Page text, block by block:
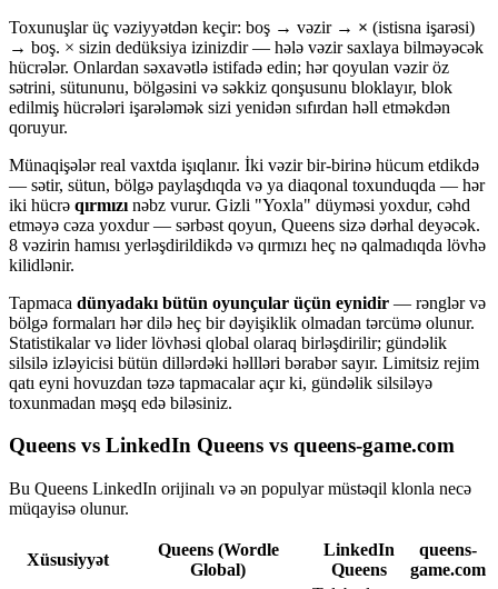
Toxunuşlar üç vəziyyətdən keçir: boş → vəzir → × (istisna işarəsi)
→ boş. × sizin dedüksiya izinizdir — hələ vəzir saxlaya bilməyəcək
hücrələr. Onlardan səxavətlə istifadə edin; hər qoyulan vəzir öz
sətrini, sütununu, bölgəsini və səkkiz qonşusunu bloklayır, blok
edilmiş hücrələri işarələmək sizi yenidən sıfırdan həll etməkdən
qoruyur.
Münaqişələr real vaxtda işıqlanır. İki vəzir bir-birinə hücum etdikdə
— sətir, sütun, bölgə paylaşdıqda və ya diaqonal toxunduqda — hər
iki hücrə qırmızı nəbz vurur. Gizli "Yoxla" düyməsi yoxdur, cəhd
etməyə cəza yoxdur — sərbəst qoyun, Queens sizə dərhal deyəcək.
8 vəzirin hamısı yerləşdirildikdə və qırmızı heç nə qalmadıqda lövhə
kilidlənir.
Tapmaca dünyadakı bütün oyunçular üçün eynidir — rənglər və
bölgə formaları hər dilə heç bir dəyişiklik olmadan tərcümə olunur.
Statistikalar və lider lövhəsi qlobal olaraq birləşdirilir; gündəlik
silsilə izləyicisi bütün dillərdəki həllləri bərabər sayır. Limitsiz rejim
qatı eyni hovuzdan təzə tapmacalar açır ki, gündəlik silsiləyə
toxunmadan məşq edə biləsiniz.
Queens vs LinkedIn Queens vs queens-game.com
Bu Queens LinkedIn orijinalı və ən populyar müstəqil klonla necə
müqayisə olunur.
Xüsusiyyət
Queens (Wordle
Global)
LinkedIn
Queens
queens-
game.com